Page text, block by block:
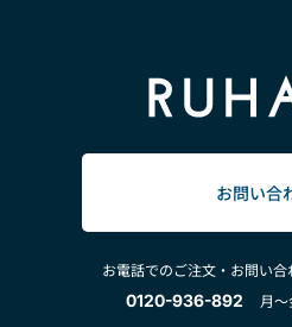
合、当社は、会員に対し随時
2. 前項の通知は、当サイト上
会員登録について
当サイトにおいてのご購入は
か「会員登録せずに購入」の
※ログインには、会員登録時に
およびパスワードが必要にな
お問い合
お電話でのご注文・お問い合
0120-936-892
月